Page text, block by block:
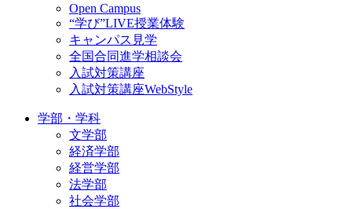
Open Campus
“学び”LIVE授業体験
キャンパス見学
全国合同進学相談会
入試対策講座
入試対策講座WebStyle
学部・学科
文学部
経済学部
経営学部
法学部
社会学部